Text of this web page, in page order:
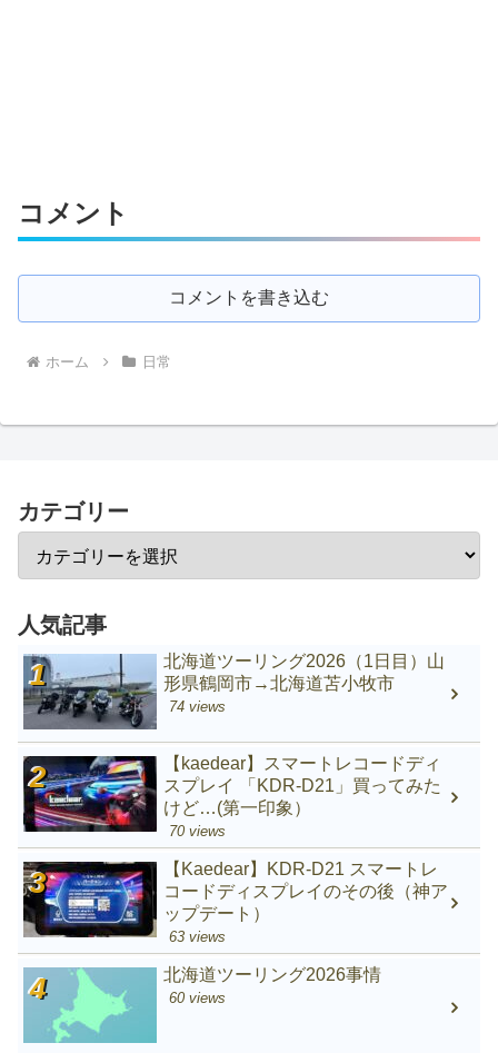
コメント
コメントを書き込む
ホーム 日常
カテゴリー
人気記事
北海道ツーリング2026（1日目）山
形県鶴岡市→北海道苫小牧市
74 views
【kaedear】スマートレコードディ
スプレイ 「KDR-D21」買ってみた
けど…(第一印象）
70 views
【Kaedear】KDR-D21 スマートレ
コードディスプレイのその後（神ア
ップデート）
63 views
北海道ツーリング2026事情
60 views